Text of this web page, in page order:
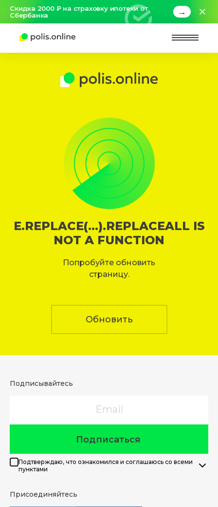
Скидка 2000 ₽ на страховку ипотеки от
Сбербанка
→
E.REPLACE(...).REPLACEALL IS
NOT A FUNCTION
Попробуйте обновить
страницу.
Обновить
Подписывайтесь
Подписаться
Подтверждаю, что ознакомился и соглашаюсь со всеми
пунктами
Присоединяйтесь